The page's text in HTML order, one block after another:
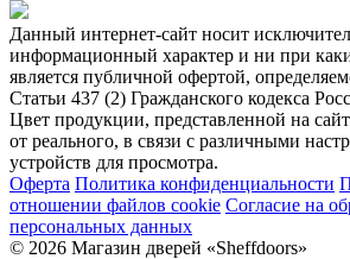
Данный интернет-сайт носит
информационный характер и ни при
является публичной офертой,
Статьи 437 (2) Гражданского кодекса
Цвет продукции, представленной на
от реального, в связи с различными
устройств для просмотра.
Оферта Политика конфиденциальности
отношении файлов cookie Согласие на
персональных данных
© 2026 Магазин дверей «Sheffdoors»